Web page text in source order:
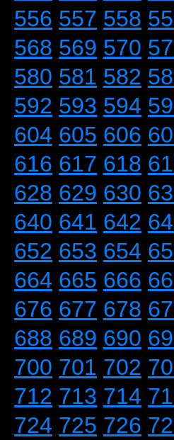
556 557 558
568 569 570
580 581 582
592 593 594
604 605 606
616 617 618
628 629 630
640 641 642
652 653 654
664 665 666
676 677 678
688 689 690
700 701 702
712 713 714
724 725 726